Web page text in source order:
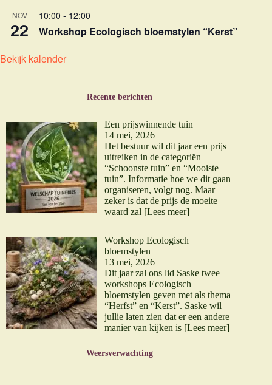
NOV
22
10:00 - 12:00
Workshop Ecologisch bloemstylen “Kerst”
Bekijk kalender
Recente berichten
Een prijswinnende tuin
14 mei, 2026
Het bestuur wil dit jaar een prijs
uitreiken in de categoriën
“Schoonste tuin” en “Mooiste
tuin”. Informatie hoe we dit gaan
organiseren, volgt nog. Maar
zeker is dat de prijs de moeite
waard zal [Lees meer]
Workshop Ecologisch
bloemstylen
13 mei, 2026
Dit jaar zal ons lid Saske twee
workshops Ecologisch
bloemstylen geven met als thema
“Herfst” en “Kerst”. Saske wil
jullie laten zien dat er een andere
manier van kijken is [Lees meer]
Weersverwachting